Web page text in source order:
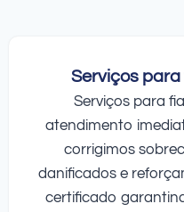
Serviços
Serviços para
atendimento
corrigimos
danificados e
certificado